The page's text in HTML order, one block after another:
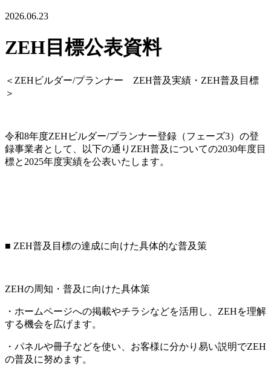
2026.06.23
ZEH目標公表資料
＜ZEHビルダー/プランナー ZEH普及実績・ZEH普及目標
＞
令和8年度ZEHビルダー/プランナー登録（フェーズ3）の登
録事業者として、以下の通りZEH普及についての2030年度目
標と2025年度実績を公表いたします。
■ ZEH普及目標の達成に向けた具体的な普及策
ZEHの周知・普及に向けた具体策
・ホームページへの掲載やチラシなどを活用し、ZEHを理解
する機会を広げます。
・パネルや冊子などを使い、お客様に分かり易い説明でZEH
の普及に努めます。